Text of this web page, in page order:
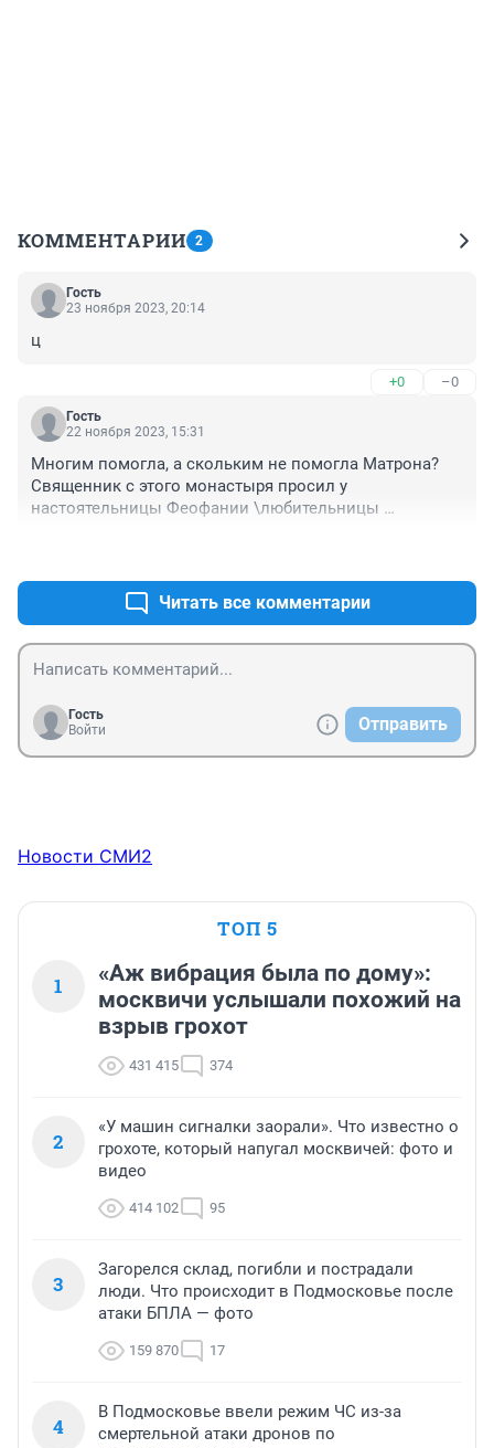
КОММЕНТАРИИ 2
Гость
23 ноября 2023, 20:14
ц
+0 –0
Гость
22 ноября 2023, 15:31
Многим помогла, а скольким не помогла Матрона?
Священник с этого монастыря просил у
настоятельницы Феофании \любительницы
Читать все комментарии
Гость
Войти
Отправить
Новости СМИ2
ТОП 5
1
«Аж вибрация была по дому»:
москвичи услышали похожий на
взрыв грохот
431 415 374
2
«У машин сигналки заорали». Что известно о
грохоте, который напугал москвичей: фото и
видео
414 102 95
3
Загорелся склад, погибли и пострадали
люди. Что происходит в Подмосковье после
атаки БПЛА — фото
159 870 17
4
В Подмосковье ввели режим ЧС из-за
смертельной атаки дронов по